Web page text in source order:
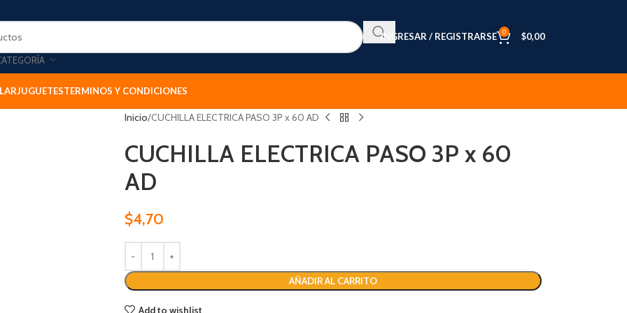
INGRESAR / REGISTRARSE 0 $0,00
JUGUETESTERMINOS Y CONDICIONES
Inicio CUCHILLA ELECTRICA PASO 3P x 60 AD
CUCHILLA ELECTRICA PASO 3P x 60
AD
$4,70
AÑADIR AL CARRITO
Add to wishlist